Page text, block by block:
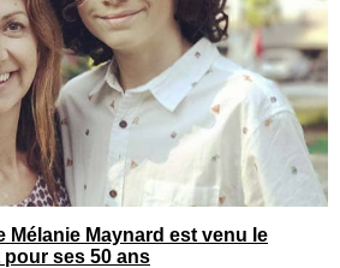
Mélanie Maynard est venu le
ses 50 ans